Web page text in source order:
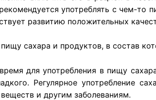
употреблять с чем-то
развитию положительных
сахара и продуктов, в состав
для употребления в пищу
Регулярное употребление
и другим заболеваниям.